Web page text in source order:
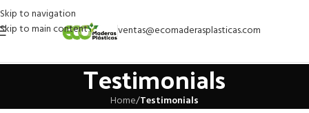
Skip to navigation
Skip to main content
ventas@ecomaderasplasticas.com
Testimonials
Home/Testimonials